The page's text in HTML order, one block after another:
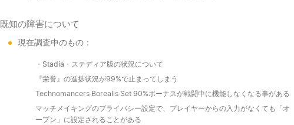
既知の障害について
現在調査中のもの：
・Stadia・ステディア版の状況について
『栄誉』の進捗状況が99%で止まってしまう
Technomancers Borealis Set 90%ボーナスが戦闘中に機能しなくなる事がある
マッチメイキングのプライバシー設定で、プレイヤーからの入力がなくても「オ
ープン」に設定されることがある